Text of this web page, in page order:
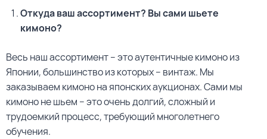
Откуда ваш ассортимент? Вы сами шьете
кимоно?
Весь наш ассортимент – это аутентичные кимоно из
Японии, большинство из которых – винтаж. Мы
заказываем кимоно на японских аукционах. Сами мы
кимоно не шьем – это очень долгий, сложный и
трудоемкий процесс, требующий многолетнего
обучения.